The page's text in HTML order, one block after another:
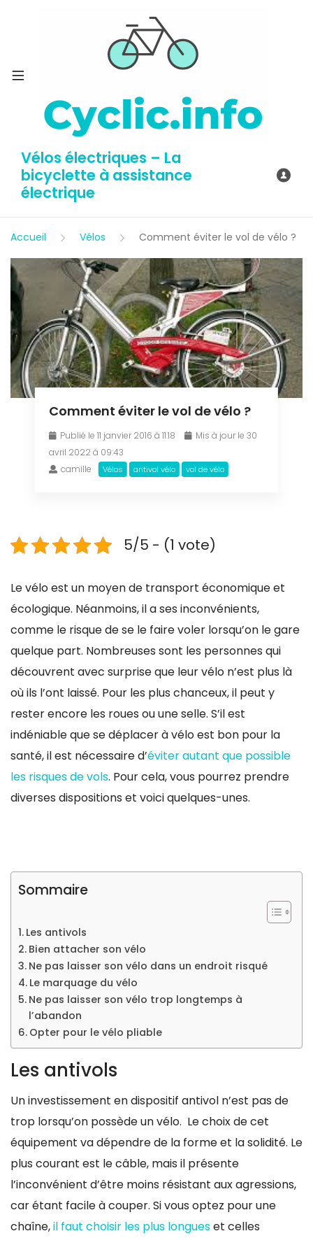
Vélos électriques – La
bicyclette à assistance
électrique
Accueil Vélos Comment éviter le vol de vélo ?
Comment éviter le vol de vélo ?
Publié le 11 janvier 2016 à 11:18
Mis à jour le 30
avril 2022 à 09:43
camille
Vélos antivol vélo vol de vélo
5/5 - (1 vote)
Le vélo est un moyen de transport économique et
écologique. Néanmoins, il a ses inconvénients,
comme le risque de se le faire voler lorsqu’on le gare
quelque part. Nombreuses sont les personnes qui
découvrent avec surprise que leur vélo n’est plus là
où ils l’ont laissé. Pour les plus chanceux, il peut y
rester encore les roues ou une selle. S’il est
indéniable que se déplacer à vélo est bon pour la
santé, il est nécessaire d’éviter autant que possible
les risques de vols. Pour cela, vous pourrez prendre
diverses dispositions et voici quelques-unes.
Sommaire
Les antivols
Bien attacher son vélo
Ne pas laisser son vélo dans un endroit risqué
Le marquage du vélo
Ne pas laisser son vélo trop longtemps à
l’abandon
Opter pour le vélo pliable
Les antivols
Un investissement en dispositif antivol n’est pas de
trop lorsqu’on possède un vélo. Le choix de cet
équipement va dépendre de la forme et la solidité. Le
plus courant est le câble, mais il présente
l’inconvénient d’être moins résistant aux agressions,
car étant facile à couper. Si vous optez pour une
chaîne,il faut choisir les plus longueset celles